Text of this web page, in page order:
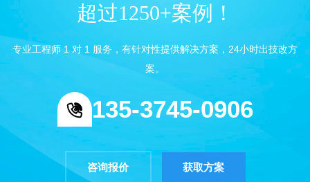
超过1250+案例！
专业工程师 1 对 1 服务，有针对性提供解决方案，24小时出技改方
案。
135-3745-0906
咨询报价 获取方案